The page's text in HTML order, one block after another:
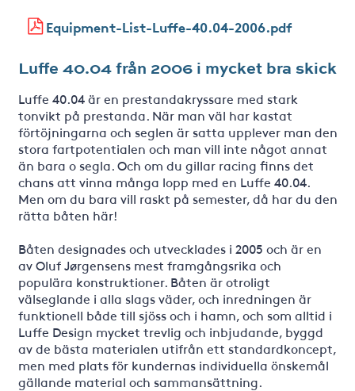
Equipment-List-Luffe-40.04-2006.pdf
Luffe 40.04 från 2006 i mycket bra skick
Luffe 40.04 är en prestandakryssare med stark
tonvikt på prestanda. När man väl har kastat
förtöjningarna och seglen är satta upplever man den
stora fartpotentialen och man vill inte något annat
än bara o segla. Och om du gillar racing finns det
chans att vinna många lopp med en Luffe 40.04.
Men om du bara vill raskt på semester, då har du den
rätta båten här!
Båten designades och utvecklades i 2005 och är en
av Oluf Jørgensens mest framgångsrika och
populära konstruktioner. Båten är otroligt
välseglande i alla slags väder, och inredningen är
funktionell både till sjöss och i hamn, och som alltid i
Luffe Design mycket trevlig och inbjudande, byggd
av de bästa materialen utifrån ett standardkoncept,
men med plats för kundernas individuella önskemål
gällande material och sammansättning.